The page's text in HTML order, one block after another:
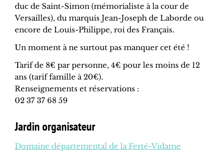
duc de Saint-Simon (mémorialiste à la cour de
Versailles), du marquis Jean-Joseph de Laborde ou
encore de Louis-Philippe, roi des Français.
Un moment à ne surtout pas manquer cet été !
Tarif de 8€ par personne, 4€ pour les moins de 12
ans (tarif famille à 20€).
Renseignements et réservations :
02 37 37 68 59
Jardin organisateur
Domaine départemental de la Ferté-Vidame